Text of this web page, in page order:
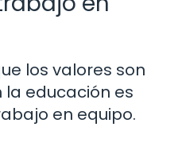
los valores son
educación es
en equipo.